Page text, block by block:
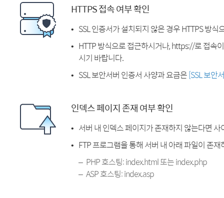
HTTPS 접속 여부 확인
SSL 인증서가 설치되지 않은 경우 HTTPS 방식
HTTP 방식으로 접근하시거나, https://로 접속
시기 바랍니다.
SSL 보안서버 인증서 사양과 요금은[SSL 보안
인덱스 페이지 존재 여부 확인
서버 내 인덱스 페이지가 존재하지 않는다면
FTP 프로그램을 통해 서버 내 아래 파일이 존
PHP 호스팅: index.html 또는 index.php
ASP 호스팅: index.asp